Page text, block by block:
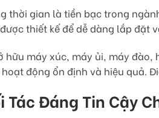
thời gian là tiền bạc trong
thiết kế để dễ dàng lắp
hữu máy xúc, máy ủi, máy
động ổn định và hiệu quả.
Tác Đáng Tin Cậy